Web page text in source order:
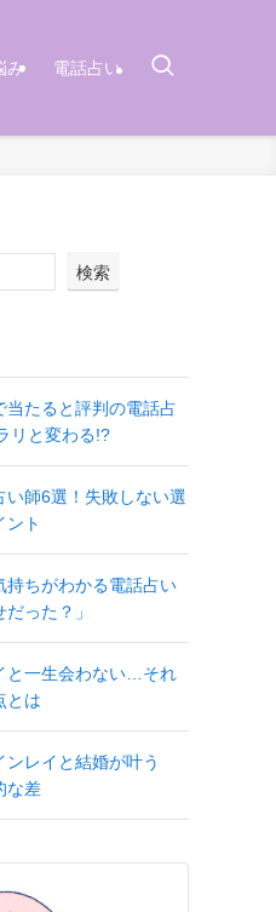
み 電話占い
検索
たると評判の電話占
リと変わる!?
師6選！失敗しない選
ント
持ちがわかる電話占い
った？」
と一生会わない…それ
とは
ンレイと結婚が叶う
な差